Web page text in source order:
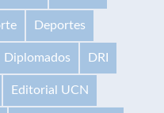
Deportes
Diplomados DRI
Editorial UCN